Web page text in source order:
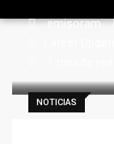
NOTICIAS
emisoram